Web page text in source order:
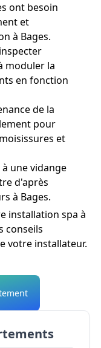
ont besoin
et
à Bages.
moduler la
en fonction
de la
pour
et
une vidange
d'après
à Bages.
installation spa à
conseils
votre installateur.